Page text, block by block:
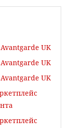
UK
UK
UK